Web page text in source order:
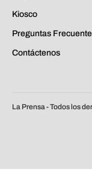
Kiosco
Preguntas
Contáctenos
La Prensa - Todos los